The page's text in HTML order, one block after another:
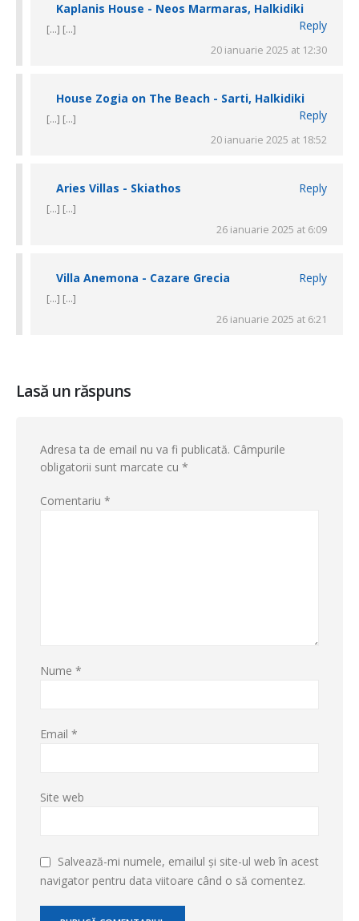
Kaplanis House - Neos Marmaras, Halkidiki
Reply
[…] […]
20 ianuarie 2025 at 12:30
House Zogia on The Beach - Sarti, Halkidiki
Reply
[…] […]
20 ianuarie 2025 at 18:52
Aries Villas - Skiathos Reply
[…] […]
26 ianuarie 2025 at 6:09
Villa Anemona - Cazare Grecia Reply
[…] […]
26 ianuarie 2025 at 6:21
Lasă un răspuns
Adresa ta de email nu va fi publicată. Câmpurile
obligatorii sunt marcate cu *
Comentariu *
Nume *
Email *
Site web
Salvează-mi numele, emailul și site-ul web în acest
navigator pentru data viitoare când o să comentez.